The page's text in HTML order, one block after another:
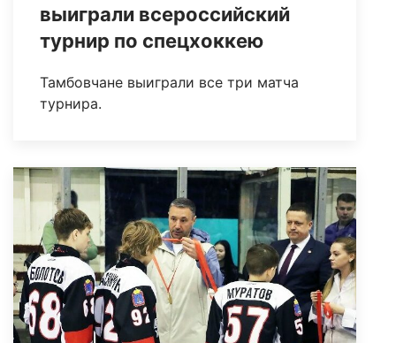
выиграли всероссийский
турнир по спецхоккею
Тамбовчане выиграли все три матча
турнира.